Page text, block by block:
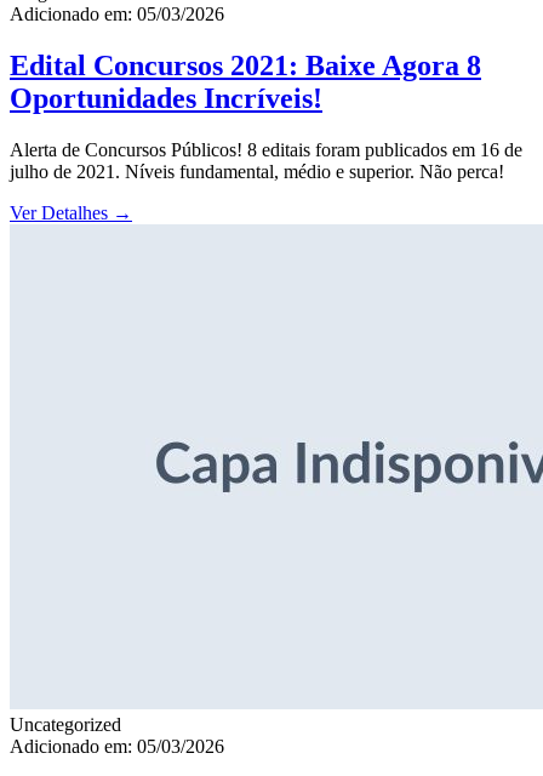
Adicionado em: 05/03/2026
Edital Concursos 2021: Baixe Agora 8
Oportunidades Incríveis!
Alerta de Concursos Públicos! 8 editais foram publicados em 16 de
julho de 2021. Níveis fundamental, médio e superior. Não perca!
Ver Detalhes →
Uncategorized
Adicionado em: 05/03/2026